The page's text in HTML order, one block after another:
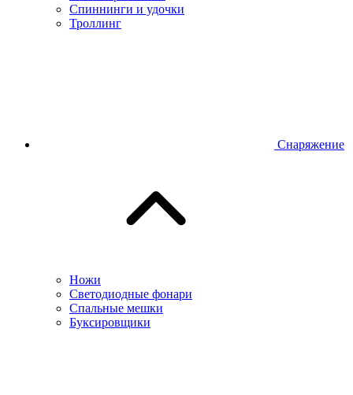
Спиннинги и удочки
Троллинг
Снаряжение
Ножи
Светодиодные фонари
Спальные мешки
Буксировщики